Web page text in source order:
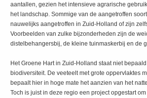
aantallen, gezien het intensieve agrarische
het landschap. Sommige van de aangetroffen
nauwelijks aangetroffen in Zuid-Holland of zijn
Voorbeelden van zulke bijzonderheden zijn de
distelbehangersbij, de kleine tuinmaskerbij en de
Het Groene Hart in Zuid-Holland staat niet
biodiversiteit. De veeteelt met grote oppervlaktes
bepaalt hier in hoge mate het aanzien van het
Toch is juist in deze regio een project opgestart